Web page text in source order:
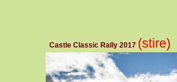
Castle Classic Rally 2017 (stire)